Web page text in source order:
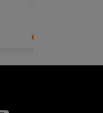
zaufanie. Jesteśmy